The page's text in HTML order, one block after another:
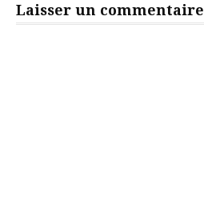
Laisser un commentaire